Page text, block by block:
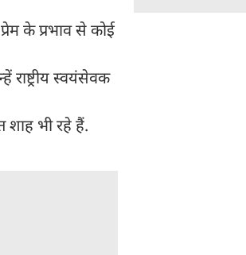
के प्रभाव से कोई
स्वयंसेवक
भी रहे हैं.